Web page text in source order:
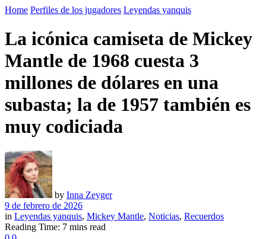
Home Perfiles de los jugadores Leyendas yanquis
La icónica camiseta de Mickey
Mantle de 1968 cuesta 3
millones de dólares en una
subasta; la de 1957 también es
muy codiciada
by Inna Zeyger
9 de febrero de 2026
in Leyendas yanquis, Mickey Mantle, Noticias, Recuerdos
Reading Time: 7 mins read